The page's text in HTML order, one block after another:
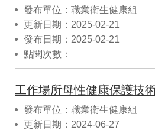
發布單位：職業衛生健康組
更新日期：2025-02-21
發布日期：2025-02-21
點閱次數：
工作場所母性健康保護技
發布單位：職業衛生健康組
更新日期：2024-06-27